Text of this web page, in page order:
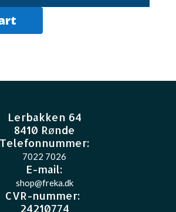
Lerbakken 64
8410 Rønde
Telefonnummer:
7022 7026
E-mail:
shop@freka.dk
CVR-nummer:
24210774